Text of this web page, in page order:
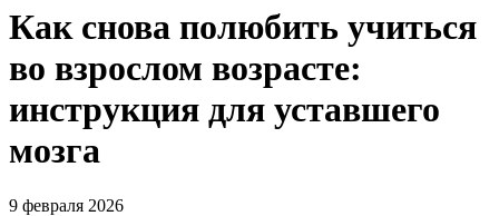
Как снова полюбить учиться
во взрослом возрасте:
инструкция для уставшего
мозга
9 февраля 2026